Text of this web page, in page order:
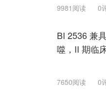
9981阅读 0
BI 2536 兼
噬，II 期临
7650阅读 0